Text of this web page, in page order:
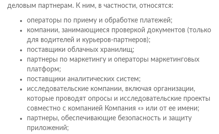
деловым партнерам. К ним, в частности, относятся:
операторы по приему и обработке платежей;
компании, занимающиеся проверкой документов (только
для водителей и курьеров-партнеров);
поставщики облачных хранилищ;
партнеры по маркетингу и операторы маркетинговых
платформ;
поставщики аналитических систем;
исследовательские компании, включая организации,
которые проводят опросы и исследовательские проекты
совместно с компанией Компания «» или от ее имени;
партнеры, обеспечивающие безопасность и защиту
приложений;